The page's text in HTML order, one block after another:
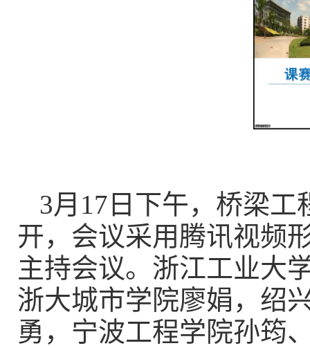
3月17日下午，桥梁
开，会议采用腾讯视频
主持会议。浙江工业大
浙大城市学院廖娟，绍
勇，宁波工程学院孙筠